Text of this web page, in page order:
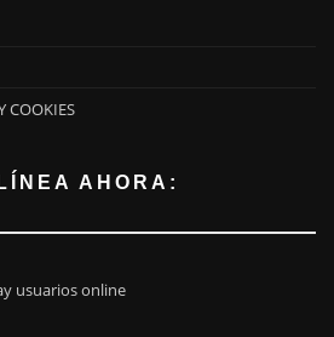
COOKIES
AHORA:
usuarios online